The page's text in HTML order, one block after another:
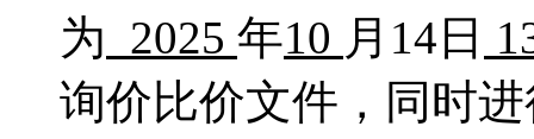
为 2025 年10 月 14 日
询价比价文件，同时